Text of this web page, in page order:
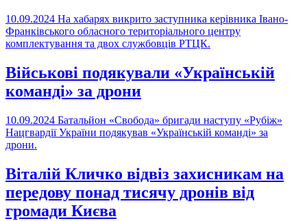
10.09.2024 На хабарях викрито заступника керівника Івано-
Франківського обласного територіального центру
комплектування та двох службовців РТЦК.
Військові подякували «Українській
команді» за дрони
10.09.2024 Батальйон «Свобода» бригади наступу «Рубіж»
Нацгвардії України подякував «Українській команді» за
дрони.
Віталій Кличко відвіз захисникам на
передову понад тисячу дронів від
громади Києва